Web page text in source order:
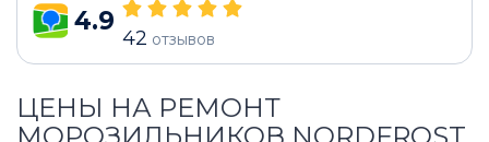
4.9
42 отзывов
ЦЕНЫ НА РЕМОНТ